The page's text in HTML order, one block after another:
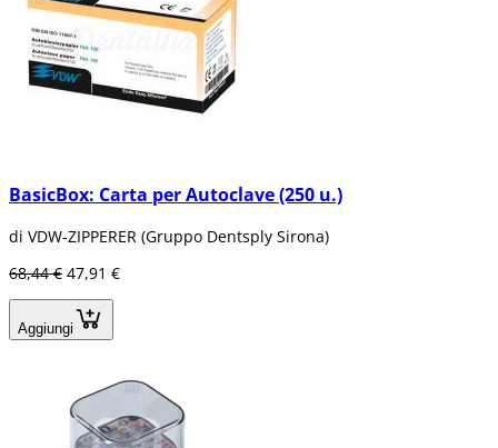
BasicBox: Carta per Autoclave (250 u.)
di VDW-ZIPPERER (Gruppo Dentsply Sirona)
68,44 € 47,91 €
Aggiungi